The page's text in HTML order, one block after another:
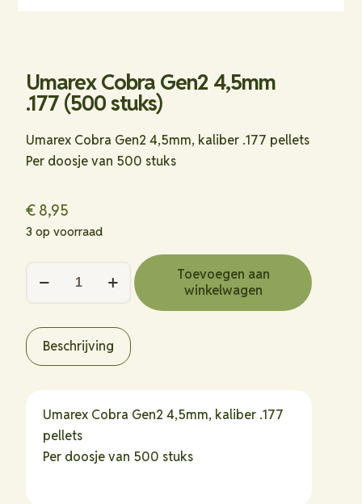
Umarex Cobra Gen2 4,5mm
.177 (500 stuks)
Umarex Cobra Gen2 4,5mm, kaliber .177 pellets
Per doosje van 500 stuks
€ 8,95
3 op voorraad
4,5mm
.177
hoeveelheid
Toevoegen aan
winkelwagen
Beschrijving
Umarex Cobra Gen2 4,5mm, kaliber .177
pellets
Per doosje van 500 stuks